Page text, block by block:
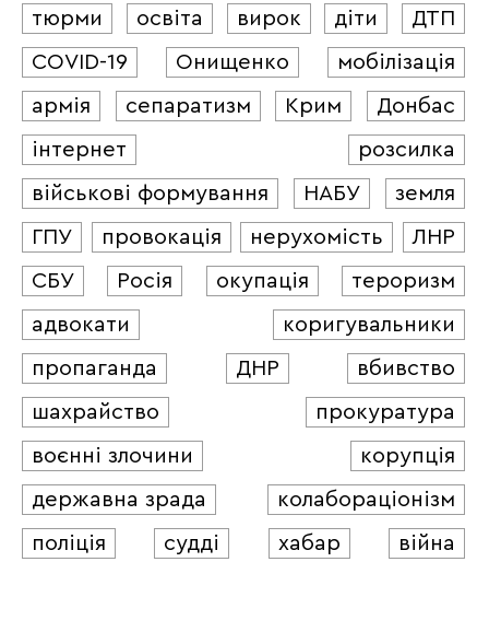
тюрми
освіта вирок діти
ДТП
COVID-19
Онищенко
мобілізація
армія
сепаратизм Крим
Донбас
інтернет
розсилка
військові формування
НАБУ
земля
ГПУ
провокація нерухомість
ЛНР
СБУ
Росія окупація
тероризм
адвокати
коригувальники
пропаганда
ДНР
вбивство
шахрайство
прокуратура
воєнні злочини
корупція
державна зрада
колабораціонізм
поліція
судді хабар війна